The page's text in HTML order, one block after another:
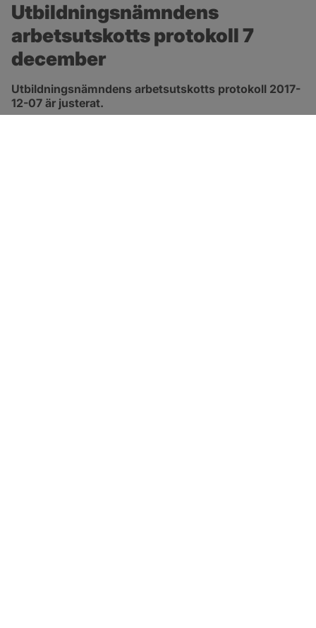
Utbildningsnämndens
arbetsutskotts protokoll 7
december
Utbildningsnämndens arbetsutskotts protokoll 2017-
12-07 är justerat.